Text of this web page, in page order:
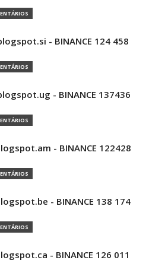
- BINANCE 124 458
- BINANCE 137436
- BINANCE 122428
- BINANCE 138 174
- BINANCE 126 011